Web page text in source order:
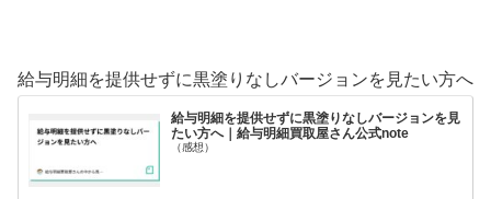
給与明細を提供せずに黒塗りなしバージョンを見たい方へ
給与明細を提供せずに黒塗りなしバージョンを見
たい方へ｜給与明細買取屋さん公式note
（感想）